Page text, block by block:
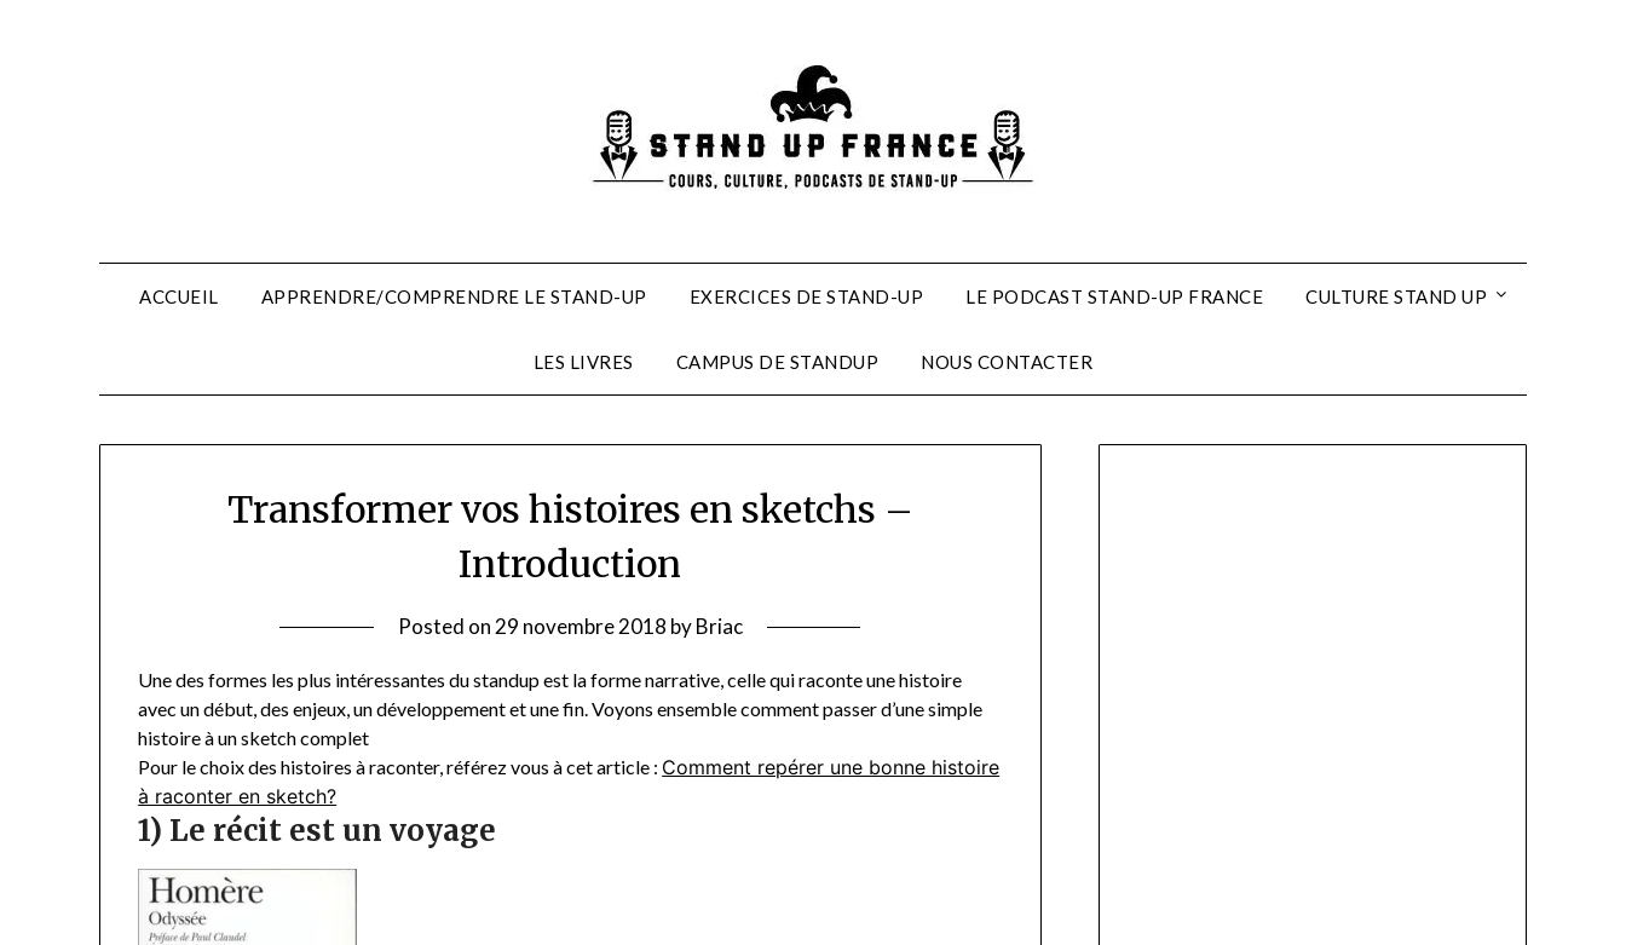
ACCUEIL APPRENDRE/COMPRENDRE LE STAND-UP EXERCICES DE STAND-UP LE PODCAST STAND-UP FRANCE CULTURE STAND UP
LES LIVRES CAMPUS DE STANDUP NOUS CONTACTER
Transformer vos histoires en sketchs –
Introduction
Posted on 29 novembre 2018 byBriac
Une des formes les plus intéressantes du standup est la forme narrative, celle qui raconte une histoire
avec un début, des enjeux, un développement et une fin. Voyons ensemble comment passer d’une simple
histoire à un sketch complet
Pour le choix des histoires à raconter, référez vous à cet article : Comment repérer une bonne histoire
à raconter en sketch?
1) Le récit est un voyage